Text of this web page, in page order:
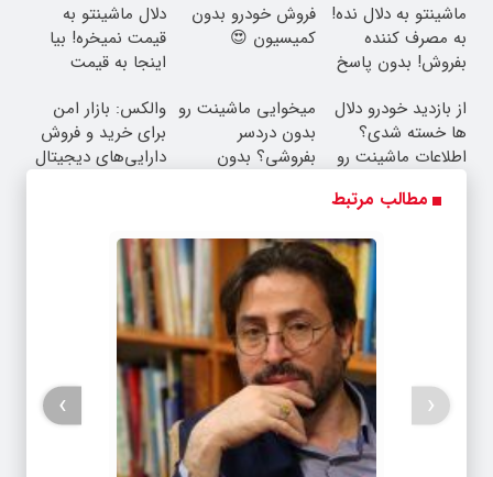
ماشینتو به دلال نده!
به مصرف کننده
بفروش! بدون پاسخ
فروش خودرو بدون
کمیسیون 😍
دلال ماشینتو به
قیمت نمیخره! بیا
اینجا به قیمت
واقعی*
از بازدید خودرو دلال
ها خسته شدی؟
اطلاعات ماشینت رو
میخوایی ماشینت رو
بدون دردسر
بفروشی؟ بدون
والکس: بازار امن
برای خرید و فروش
دارایی‌های دیجیتال
مطالب مرتبط
‹
›